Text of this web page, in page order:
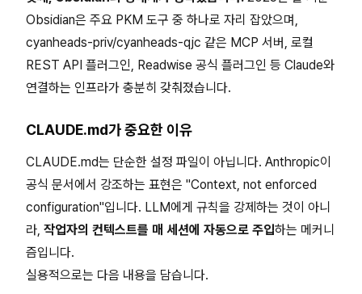
Obsidian은 주요 PKM 도구 중 하나로 자리 잡았으며,
cyanheads-priv/cyanheads-qjc 같은 MCP 서버, 로컬
REST API 플러그인, Readwise 공식 플러그인 등 Claude와
연결하는 인프라가 충분히 갖춰졌습니다.
CLAUDE.md가 중요한 이유
CLAUDE.md는 단순한 설정 파일이 아닙니다. Anthropic이
공식 문서에서 강조하는 표현은 "Context, not enforced
configuration"입니다. LLM에게 규칙을 강제하는 것이 아니
라, 작업자의 컨텍스트를 매 세션에 자동으로 주입하는 메커니
즘입니다.
실용적으로는 다음 내용을 담습니다.